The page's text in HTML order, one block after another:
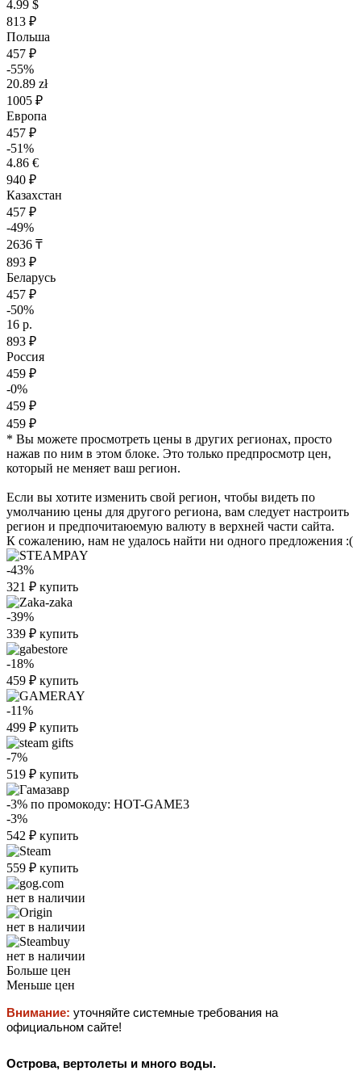
4.99 $
813 ₽
Польша
457 ₽
-55%
20.89 zł
1005 ₽
Европа
457 ₽
-51%
4.86 €
940 ₽
Казахстан
457 ₽
-49%
2636 ₸
893 ₽
Беларусь
457 ₽
-50%
16 р.
893 ₽
Россия
459 ₽
-0%
459 ₽
459 ₽
* Вы можете просмотреть цены в других регионах, просто
нажав по ним в этом блоке. Это только предпросмотр цен,
который не меняет ваш регион.
Если вы хотите изменить свой регион, чтобы видеть по
умолчанию цены для другого региона, вам следует настроить
регион и предпочитаюемую валюту в верхней части сайта.
К сожалению, нам не удалось найти ни одного предложения :(
-43%
321 ₽ купить
-39%
339 ₽ купить
-18%
459 ₽ купить
-11%
499 ₽ купить
-7%
519 ₽ купить
-3% по промокоду: HOT-GAME3
-3%
542 ₽ купить
559 ₽ купить
нет в наличии
нет в наличии
нет в наличии
Больше цен
Меньше цен
Внимание: уточняйте системные требования на
официальном сайте!
Острова, вертолеты и много воды.